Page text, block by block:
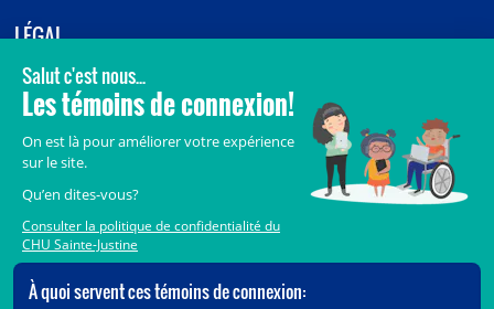
LÉGAL
© 2006-2026CHU Sainte-Justine.
Tous droits réservés.
Crédits
Accès aux documents des organismes publics